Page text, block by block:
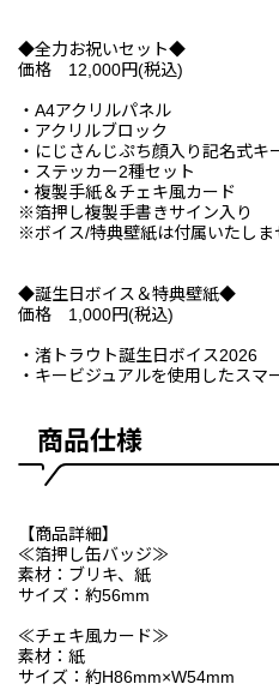
◆全力お祝いセット◆
価格 12,000円(税込)
・A4アクリルパネル
・アクリルブロック
・にじさんじぷち顔入り記名式キ
・ステッカー2種セット
・複製手紙＆チェキ風カード
※箔押し複製手書きサイン入り
※ボイス/特典壁紙は付属いたしま
◆誕生日ボイス＆特典壁紙◆
価格 1,000円(税込)
・渚トラウト誕生日ボイス2026
・キービジュアルを使用したスマ
商品仕様
【商品詳細】
≪箔押し缶バッジ≫
素材：ブリキ、紙
サイズ：約56mm
≪チェキ風カード≫
素材：紙
サイズ：約H86mm×W54mm